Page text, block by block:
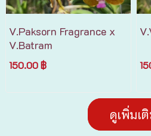
V.Paksorn Fragrance x
V.Batram
150.00 ฿
ดูเพิ่มเ